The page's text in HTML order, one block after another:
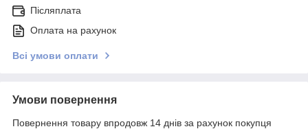
Післяплата
Оплата на рахунок
Всі умови оплати
Умови повернення
Повернення товару впродовж 14 днів за рахунок покупця